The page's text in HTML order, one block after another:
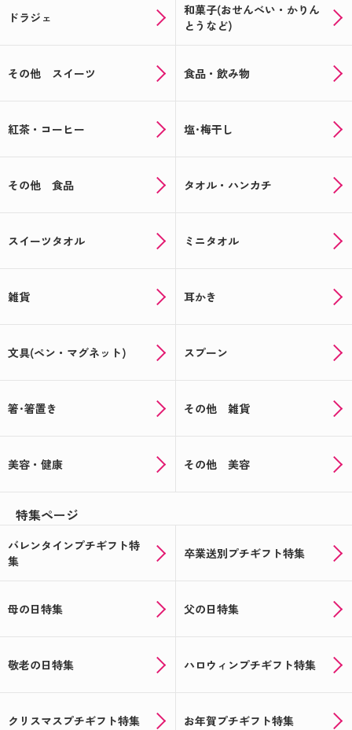
ドラジェ
和菓子(おせんべい・かりん
とうなど)
その他 スイーツ 食品・飲み物
紅茶・コーヒー 塩･梅干し
その他 食品 タオル・ハンカチ
スイーツタオル ミニタオル
雑貨 耳かき
文具(ペン・マグネット) スプーン
箸･箸置き その他 雑貨
美容・健康 その他 美容
特集ページ
バレンタインプチギフト特
集
卒業送別プチギフト特集
母の日特集 父の日特集
敬老の日特集 ハロウィンプチギフト特集
クリスマスプチギフト特集 お年賀プチギフト特集